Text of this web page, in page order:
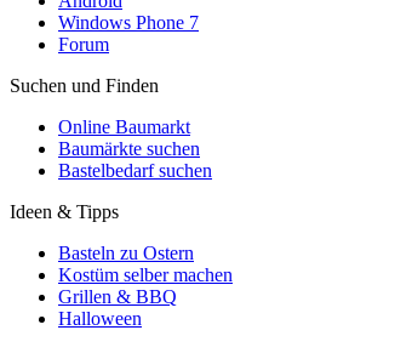
Windows Phone 7
Forum
Suchen und Finden
Online Baumarkt
Baumärkte suchen
Bastelbedarf suchen
Ideen & Tipps
Basteln zu Ostern
Kostüm selber machen
Grillen & BBQ
Halloween